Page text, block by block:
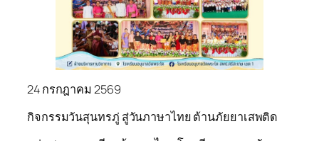
24 กรกฎาคม 2569
กิจกรรมวันสุนทรภู่ สู่วันภาษาไทย ต้านภัยยาเสพติด